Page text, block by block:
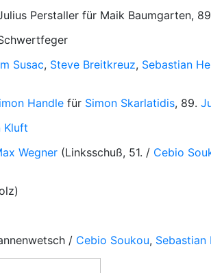
Perstaller für Maik Baumgarten,
Susac, Steve Breitkreuz, Sebastian
Handle für Simon Skarlatidis, 89.
Kluft
Wegner (Linksschuß, 51. / Cebio
/ Cebio Soukou, Sebastian